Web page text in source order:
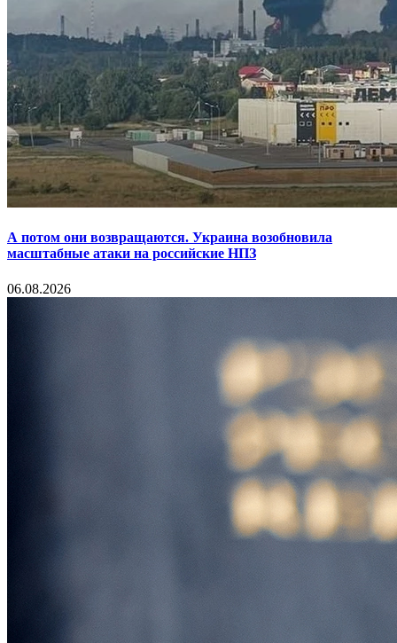
А потом они возвращаются. Украина возобновила
масштабные атаки на российские НПЗ
06.08.2026